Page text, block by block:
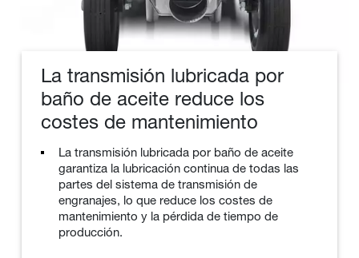
La transmisión lubricada por
baño de aceite reduce los
costes de mantenimiento
La transmisión lubricada por baño de aceite
garantiza la lubricación continua de todas las
partes del sistema de transmisión de
engranajes, lo que reduce los costes de
mantenimiento y la pérdida de tiempo de
producción.